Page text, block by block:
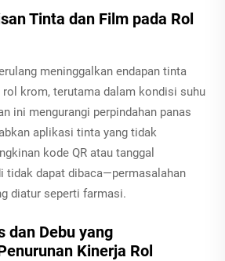
Tinta dan Film pada Rol
meninggalkan endapan tinta
krom, terutama dalam kondisi suhu
ini mengurangi perpindahan panas
aplikasi tinta yang tidak
kode QR atau tanggal
tidak dapat dibaca—permasalahan
diatur seperti farmasi.
dan Debu yang
Kinerja Rol